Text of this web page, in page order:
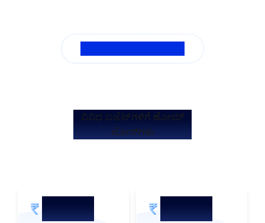
ವಿವಿಧ ಬಜೆಟ್‌ಗಳಿಗೆ ಹೋಮ್
ಲೋನ್‌ಗಳು
5 ಕೋಟಿ 2 ಕೋಟಿ